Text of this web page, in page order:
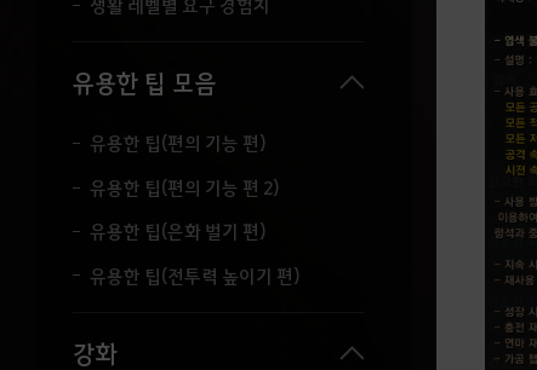
유용한 팁 모음
유용한 팁(편의 기능 편)
유용한 팁(편의 기능 편 2)
유용한 팁(은화 벌기 편)
유용한 팁(전투력 높이기 편)
강화